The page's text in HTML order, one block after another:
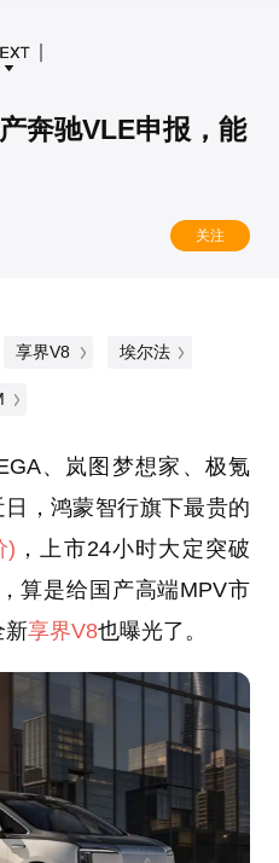
奔驰VLE申报，能
关注
享界V8 埃尔法
、岚图梦想家、极氪
，鸿蒙智行旗下最贵的
) ，上市24小时大定突破
算是给国产高端MPV市
新享界V8也曝光了。